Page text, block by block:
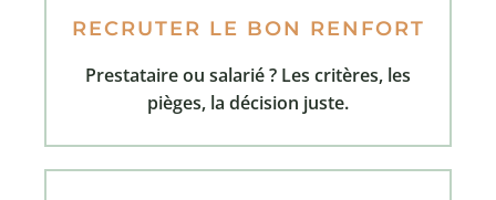
RECRUTER LE BON RENFORT
Prestataire ou salarié ? Les critères, les
pièges, la décision juste.